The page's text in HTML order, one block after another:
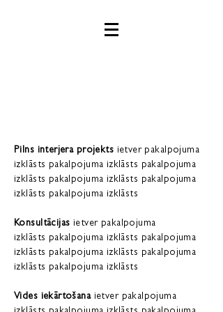
Pilns interjera projekts ietver pakalpojuma
izklāsts pakalpojuma izklāsts pakalpojuma
izklāsts pakalpojuma izklāsts pakalpojuma
izklāsts pakalpojuma izklāsts
Konsultācijas ietver pakalpojuma
izklāsts pakalpojuma izklāsts pakalpojuma
izklāsts pakalpojuma izklāsts pakalpojuma
izklāsts pakalpojuma izklāsts
Vides iekārtošanaietver pakalpojuma